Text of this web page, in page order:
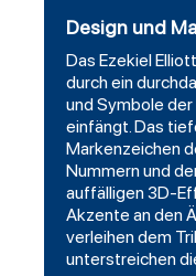
Design und
Das Ezekiel
durch ein
und Symbole
einfängt. Das
Markenzeichen
Nummern und
auffälligen 3D-
Akzente an den
verleihen dem
unterstreichen